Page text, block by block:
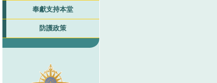
奉獻支持本堂
防護政策